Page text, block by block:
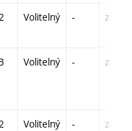
2 Volitelný - zá
Volitelný - zá
2 Volitelný - zá